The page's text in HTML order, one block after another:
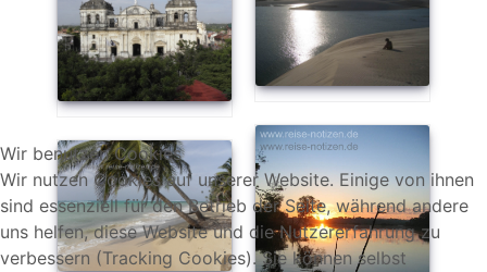
Wir benutzen Cookies
Wir nutzen Cookies auf unserer Website. Einige von ihnen
sind essenziell für den Betrieb der Seite, während andere
uns helfen, diese Website und die Nutzererfahrung zu
verbessern (Tracking Cookies). Sie können selbst